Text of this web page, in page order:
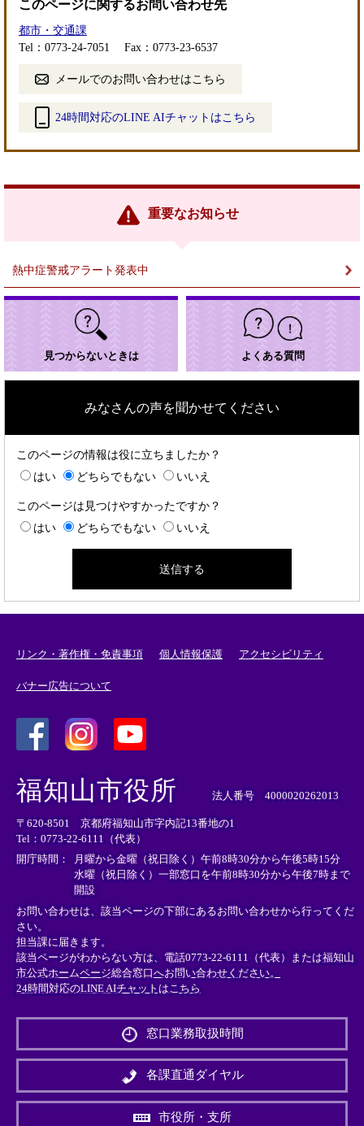
このページに関するお問い合わせ先
都市・交通課
Tel：0773-24-7051
Fax：0773-23-6537
メールでのお問い合わせはこちら
24時間対応のLINE AIチャットはこちら
リ
重要なお知らせ
熱中症警戒アラート発表中
見つからないときは よくある質問
みなさんの声を聞かせてください
このページの情報は役に立ちましたか？
はい
どちらでもない いいえ
このページは見つけやすかったですか？
はい
どちらでもない いいえ
リンク・著作権・免責事項 個人情報保護 アクセシビリティ
バナー広告について
外
部
リ
ン
ク
＞
外
リ
ン
ク
＞
外
部
ン
ク
＞
福知山市役所 法人番号 4000020262013
〒620-8501 京都府福知山市字内記13番地の1
Tel：0773-22-6111（代表）
開庁時間：
月曜から金曜（祝日除く）午前8時30分から午後5時15分
水曜（祝日除く）一部窓口を午前8時30分から午後7時まで
開設
お問い合わせは、該当ページの下部にあるお問い合わせから行ってくだ
さい。
担当課に届きます。
該当ページがわからない方は、電話0773-22-6111（代表）または福知山
市公式ホームページ総合窓口へお問い合わせください。
24時間対応のLINE AIチャットはこちら
外
リ
＞
窓口業務取扱時間
各課直通ダイヤル
市役所・支所